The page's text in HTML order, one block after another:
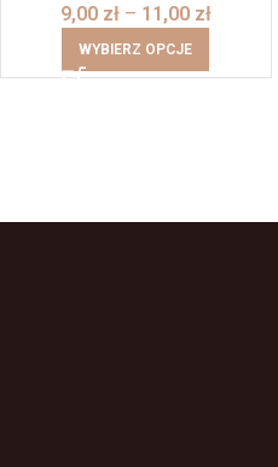
9,00 zł – 11,00 zł
WYBIERZ OPCJE